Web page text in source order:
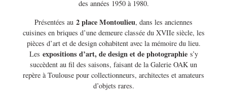
des années 1950 à 1980.
Présentées au 2 place Montoulieu, dans les anciennes
cuisines en briques d’une demeure classée du XVIIe siècle, les
pièces d’art et de design cohabitent avec la mémoire du lieu.
Les expositions d’art, de design et de photographies’y
succèdent au fil des saisons, faisant de la Galerie OAK un
repère à Toulouse pour collectionneurs, architectes et amateurs
d’objets rares.